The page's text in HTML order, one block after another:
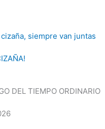
DEL TIEMPO ORDINARIO